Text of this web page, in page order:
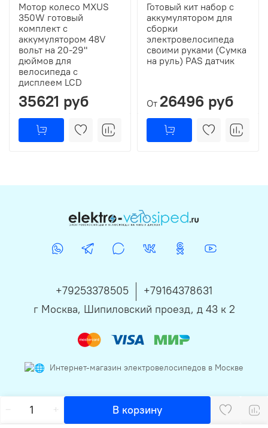
В корзину
Мотор колесо MXUS
350W готовый
комплект с
аккумулятором 48V
вольт на 20-29"
дюймов для
велосипеда с
дисплеем LCD
35621 руб
Готовый кит набор с
аккумулятором для
сборки
электровелосипеда
своими руками (Сумка
на руль) PAS датчик
От 26496 руб
+79253378505
+79164378631
г Москва, Шипиловский проезд, д 43 к 2
Интернет-магазин электровелосипедов в Москве